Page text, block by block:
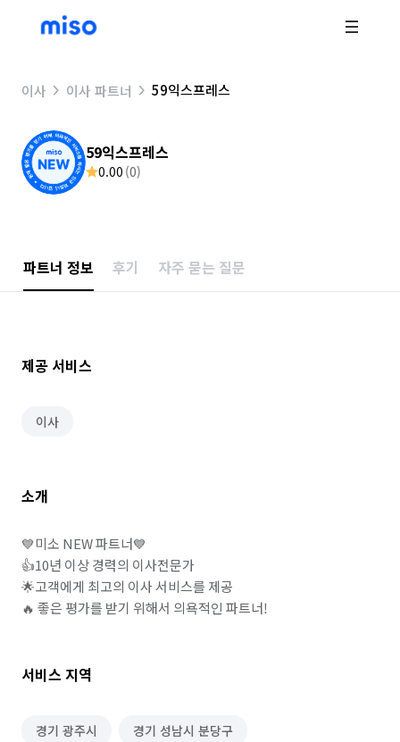
이사 이사 파트너 59익스프레스
59익스프레스
0.00 (0)
파트너 정보 후기 자주 묻는 질문
제공 서비스
이사
소개
💙미소 NEW 파트너💙
👍10년 이상 경력의 이사전문가
🌟고객에게 최고의 이사 서비스를 제공
🔥 좋은 평가를 받기 위해서 의욕적인 파트너!
서비스 지역
경기 광주시 경기 성남시 분당구